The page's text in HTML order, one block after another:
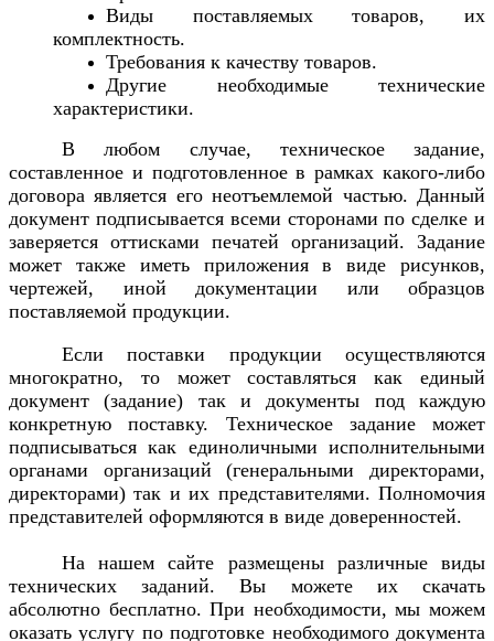
Виды поставляемых товаров, их
комплектность.
Требования к качеству товаров.
Другие необходимые технические
характеристики.
В любом случае, техническое задание,
составленное и подготовленное в рамках какого-либо
договора является его неотъемлемой частью. Данный
документ подписывается всеми сторонами по сделке и
заверяется оттисками печатей организаций. Задание
может также иметь приложения в виде рисунков,
чертежей, иной документации или образцов
поставляемой продукции.
Если поставки продукции осуществляются
многократно, то может составляться как единый
документ (задание) так и документы под каждую
конкретную поставку. Техническое задание может
подписываться как единоличными исполнительными
органами организаций (генеральными директорами,
директорами) так и их представителями. Полномочия
представителей оформляются в виде доверенностей.
На нашем сайте размещены различные виды
технических заданий. Вы можете их скачать
абсолютно бесплатно. При необходимости, мы можем
оказать услугу по подготовке необходимого документа